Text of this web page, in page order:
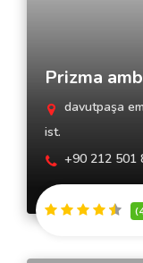
Prizma
davutpaşa
ist.
+90 212 501